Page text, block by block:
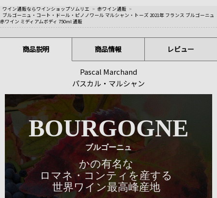
ワイン通販ならワインショップソムリエ > 赤ワイン通販 >
ブルゴーニュ・コート・ドール・ピノノワール マルシャン・トーズ 2021年 フランス ブルゴーニュ
赤ワイン ミディアムボディ 750ml 通販
商品説明 商品情報 レビュー
Pascal Marchand
パスカル・マルシャン
BOURGOGNE
ブルゴーニュ
かの有名な
ロマネ・コンティを産する
世界ワイン最高峰産地